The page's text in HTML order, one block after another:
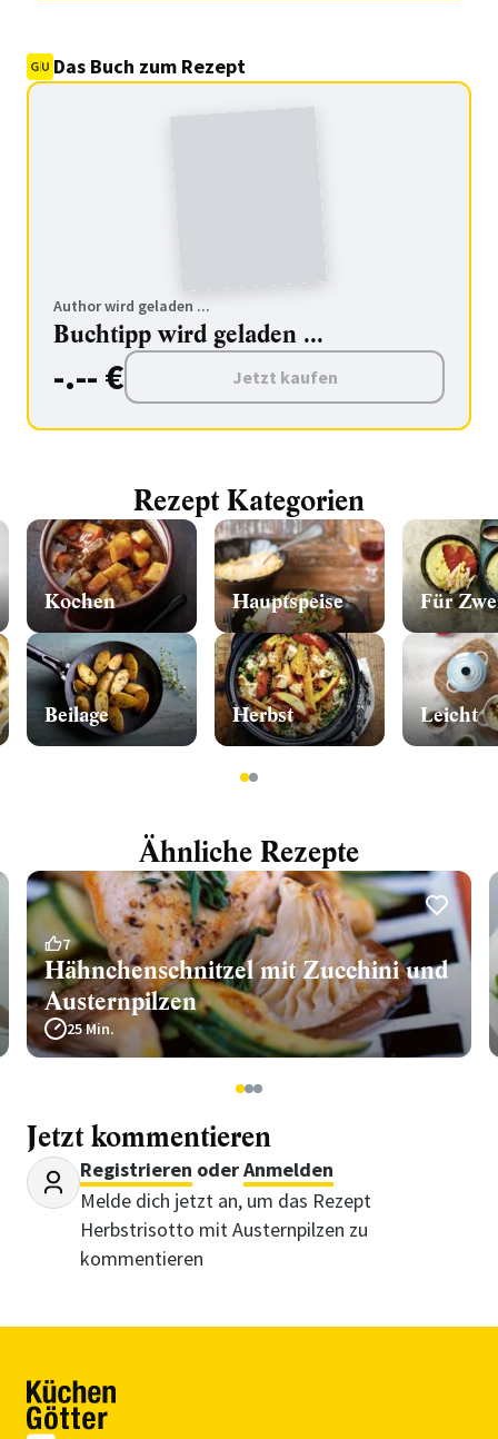
Das Buch zum Rezept
Author wird geladen ...
Buchtipp wird geladen ...
-.-- € Jetzt kaufen
Rezept Kategorien
Kochen
Beilage
Hauptspeise
Herbst
Für
Leicht
12
Ähnliche Rezepte
7
Hähnchenschnitzel mit Zucchini und
Austernpilzen
25 Min.
123
Jetzt kommentieren
Registrieren oderAnmelden
Melde dich jetzt an, um das Rezept
Herbstrisotto mit Austernpilzen zu
kommentieren